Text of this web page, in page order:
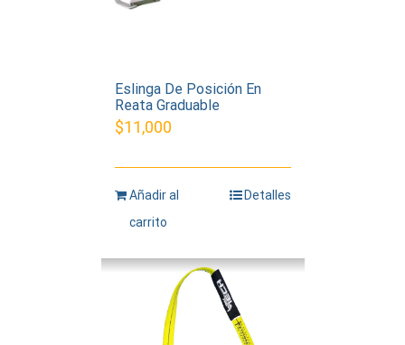
Eslinga De Posición En
Reata Graduable
$11,000
Añadir al
carrito
Detalles